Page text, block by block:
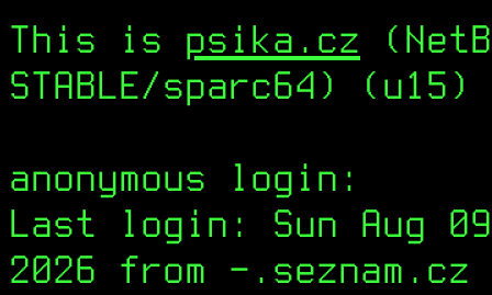
This is psika.cz
STABLE/sparc64)
anonymous login:
Last login: Sun Aug 09
2026 from -